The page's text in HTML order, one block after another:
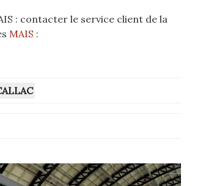
: contacter le service client de la
MAIS :